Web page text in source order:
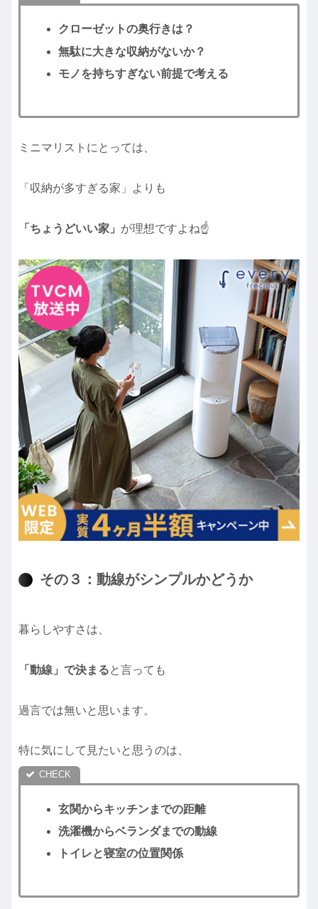
クローゼットの奥行きは？
無駄に大きな収納がないか？
モノを持ちすぎない前提で考える
ミニマリストにとっては、
「収納が多すぎる家」よりも
「ちょうどいい家」 が理想ですよね☝️
その３：動線がシンプルかどうか
暮らしやすさは、
「動線」で決まると言っても
過言では無いと思います。
特に気にして見たいと思うのは、
玄関からキッチンまでの距離
洗濯機からベランダまでの動線
トイレと寝室の位置関係